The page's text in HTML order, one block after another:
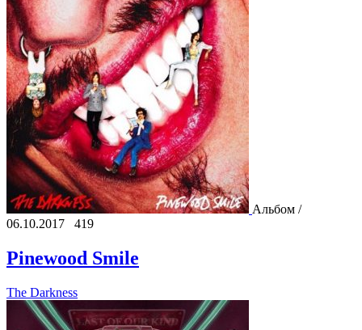
Альбом /
06.10.2017
419
Pinewood Smile
The Darkness